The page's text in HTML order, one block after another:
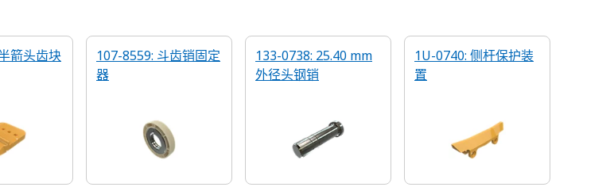
箭头齿块
107-8559: 斗齿销固定
器
133-0738: 25.40 mm
外径头钢销
1U-0740: 侧杆保护装
置